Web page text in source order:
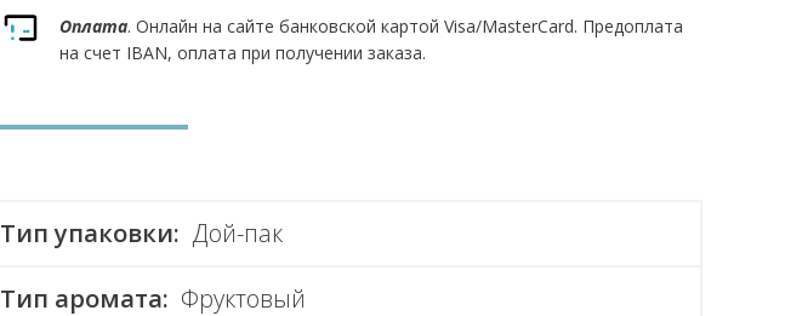
Оплата. Онлайн на сайте банковской картой Visa/MasterCard. Предоплата
на счет IBAN, оплата при получении заказа.
Тип упаковки: Дой-пак
Тип аромата: Фруктовый